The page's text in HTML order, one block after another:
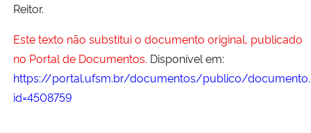
Reitor.
Este texto não substitui o documento original, publicado
no Portal de Documentos. Disponível em:
https://portal.ufsm.br/documentos/publico/
id=4508759